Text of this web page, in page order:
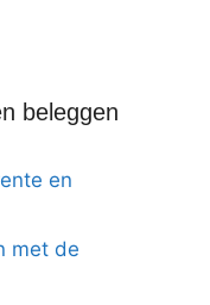
beleggen
en
met de